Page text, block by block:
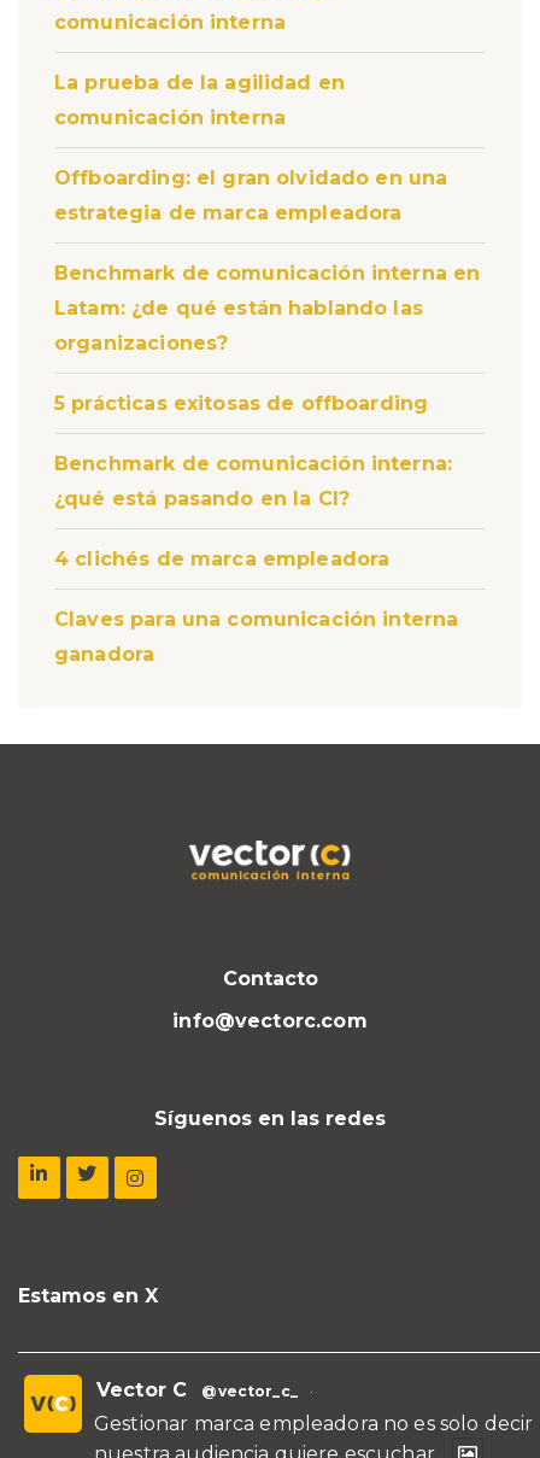
comunicación interna
La prueba de la agilidad en
comunicación interna
Offboarding: el gran olvidado en una
estrategia de marca empleadora
Benchmark de comunicación interna en
Latam: ¿de qué están hablando las
organizaciones?
5 prácticas exitosas de offboarding
Benchmark de comunicación interna:
¿qué está pasando en la CI?
4 clichés de marca empleadora
Claves para una comunicación interna
ganadora
Contacto
info@vectorc.com
Síguenos en las redes
Estamos en X
Vector C @vector_c_ ·
Gestionar marca empleadora no es solo